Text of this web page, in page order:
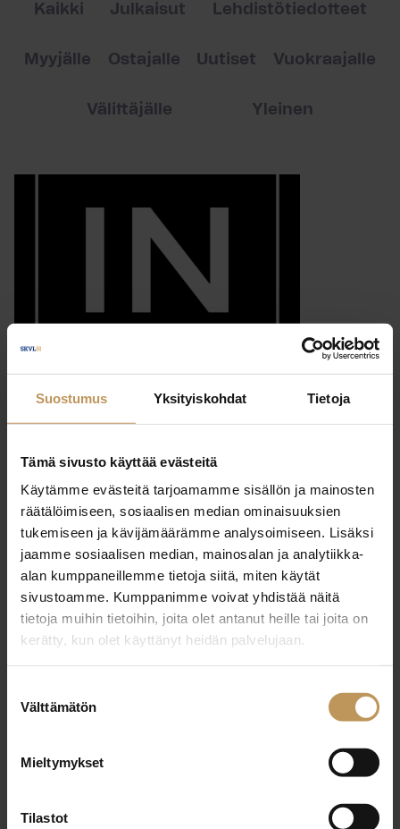
Suostumus Yksityiskohdat Tietoja
Tämä sivusto käyttää evästeitä
Käytämme evästeitä tarjoamamme sisällön ja mainosten
räätälöimiseen, sosiaalisen median ominaisuuksien
tukemiseen ja kävijämäärämme analysoimiseen. Lisäksi
jaamme sosiaalisen median, mainosalan ja analytiikka-
alan kumppaneillemme tietoja siitä, miten käytät
sivustoamme. Kumppanimme voivat yhdistää näitä
tietoja muihin tietoihin, joita olet antanut heille tai joita on
kerätty, kun olet käyttänyt heidän palvelujaan.
valinta
Välttämätön
Mieltymykset
Tilastot
Kaikki Julkaisut Lehdistötiedotteet
Myyjälle Ostajalle Uutiset Vuokraajalle
Välittäjälle Yleinen
28.12.2022
IN LKV Oy
Lue artikkeli